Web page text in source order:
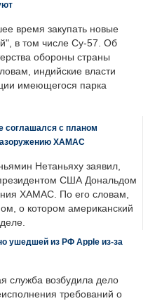
время закупать новые
в том числе Су-57. Об
обороны страны
индийские власти
имеющегося парка
соглашался с планом
ХАМАС
Нетаньяху заявил,
президентом США Дональдом
ХАМАС. По его словам,
о котором американский
ушедшей из РФ Apple из-за
служба возбудила дело
требований о